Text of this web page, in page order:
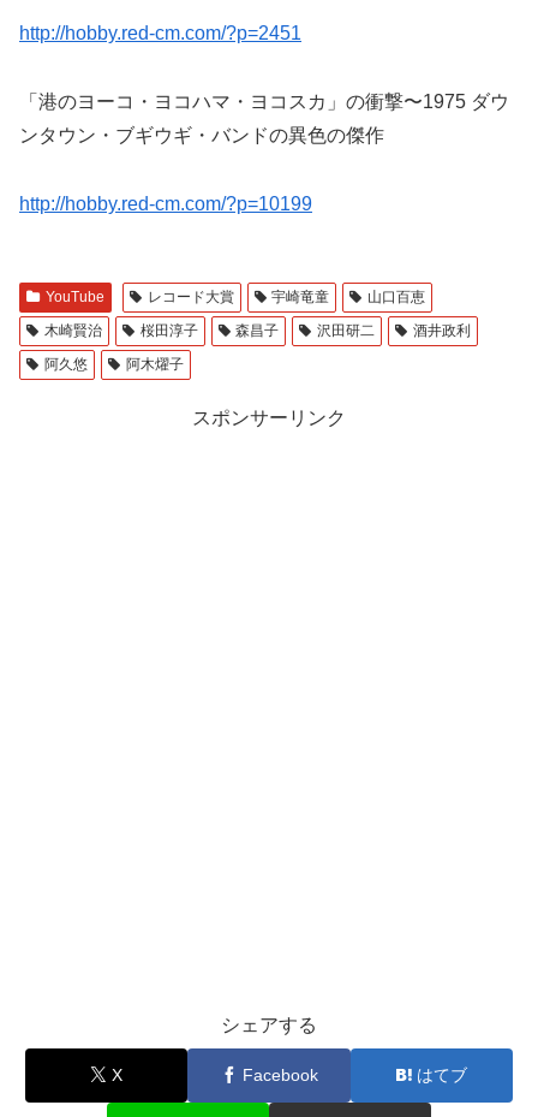
http://hobby.red-cm.com/?p=2451
「港のヨーコ・ヨコハマ・ヨコスカ」の衝撃〜1975 ダウ
ンタウン・ブギウギ・バンドの異色の傑作
http://hobby.red-cm.com/?p=10199
YouTube レコード大賞 宇崎竜童
山口百恵
木崎賢治
桜田淳子 森昌子 沢田研二
酒井政利
阿久悠
阿木燿子
スポンサーリンク
シェアする
X Facebook はてブ